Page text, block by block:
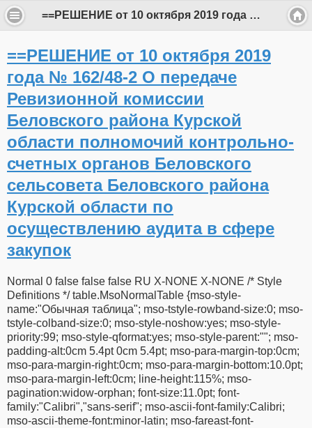
==РЕШЕНИЕ от 10 октября 2019 года № 162/48-2 О передаче Ревизионной комиссии Беловского района Курской области полномочий контрольно-счетных органов Беловского сельсовета Беловского района Курской области по осуществлению аудита в сфере закупок
==РЕШЕНИЕ от 10 октября 2019
года № 162/48-2 О передаче
Ревизионной комиссии
Беловского района Курской
области полномочий контрольно-
счетных органов Беловского
сельсовета Беловского района
Курской области по
осуществлению аудита в сфере
закупок
Normal 0 false false false RU X-NONE X-NONE /* Style
Definitions */ table.MsoNormalTable {mso-style-
name:"Обычная таблица"; mso-tstyle-rowband-size:0; mso-
tstyle-colband-size:0; mso-style-noshow:yes; mso-style-
priority:99; mso-style-qformat:yes; mso-style-parent:""; mso-
padding-alt:0cm 5.4pt 0cm 5.4pt; mso-para-margin-top:0cm;
mso-para-margin-right:0cm; mso-para-margin-bottom:10.0pt;
mso-para-margin-left:0cm; line-height:115%; mso-
pagination:widow-orphan; font-size:11.0pt; font-
family:"Calibri","sans-serif"; mso-ascii-font-family:Calibri;
mso-ascii-theme-font:minor-latin; mso-fareast-font-